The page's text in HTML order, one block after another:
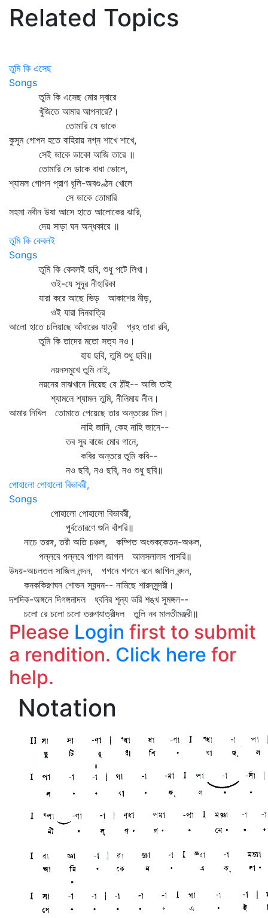
Related Topics
তুমি কি এসেছ
Songs
তুমি কি এসেছ মোর দ্বারে
খুঁজিতে আমার আপনারে?।
তোমারি যে ডাকে
কুসুম গোপন হতে বাহিরায় নগ্ন শাখে শাখে,
সেই ডাকে ডাকো আজি তারে ॥
তোমারি সে ডাকে বাধা ভোলে,
শ্যামল গোপন প্রাণ ধূলি-অবগুণ্ঠন খোলে
সে ডাকে তোমারি
সহসা নবীন উষা আসে হাতে আলোকের ঝারি,
দেয় সাড়া ঘন অন্ধকারে ॥
তুমি কি কেবলই
Songs
তুমি কি কেবলই ছবি, শুধু পটে লিখা।
ওই-যে সুদূর নীহারিকা
যারা করে আছে ভিড় আকাশের নীড়,
ওই যারা দিনরাত্রি
আলো হাতে চলিয়াছে আঁধারের যাত্রী গ্রহ তারা রবি,
তুমি কি তাদের মতো সত্য নও।
হায় ছবি, তুমি শুধু ছবি॥
নয়নসমুখে তুমি নাই,
নয়নের মাঝখানে নিয়েছ যে ঠাঁই-- আজি তাই
শ্যামলে শ্যামল তুমি, নীলিমায় নীল।
আমার নিখিল তোমাতে পেয়েছে তার অন্তরের মিল।
নাহি জানি, কেহ নাহি জানে--
তব সুর বাজে মোর গানে,
কবির অন্তরে তুমি কবি--
নও ছবি, নও ছবি, নও শুধু ছবি॥
পোহালো পোহালো বিভাবরী,
Songs
পোহালো পোহালো বিভাবরী,
পূর্বতোরণে শুনি বাঁশরি॥
নাচে তরঙ্গ, তরী অতি চঞ্চল, কম্পিত অংশুককেতন-অঞ্চল,
পল্লবে পল্লবে পাগল জাগল আলসলালস পাসরি॥
উদয়-অচলতল সাজিল নন্দন, গগনে গগনে বনে জাগিল বন্দন,
কনককিরণঘন শোভন স্যন্দন-- নামিছে শারদসুন্দরী।
দশদিক-অঙ্গনে দিগঙ্গনাদল ধ্বনির শূন্য ভরি শঙ্খ সুমঙ্গল--
চলো রে চলো চলো তরুণযাত্রীদল তুলি নব মালতীমঞ্জরী॥
Please Login first to submit
a rendition. Click here for
help.
Notation